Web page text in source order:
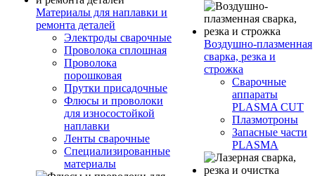
Материалы для наплавки и
ремонта деталей
Электроды сварочные
Проволока сплошная
Проволока
порошковая
Прутки присадочные
Флюсы и проволоки
для износостойкой
наплавки
Ленты сварочные
Специализированные
материалы
Воздушно-плазменная
сварка, резка и
строжка
Сварочные
аппараты
PLASMA CUT
Плазмотроны
Запасные части
PLASMA